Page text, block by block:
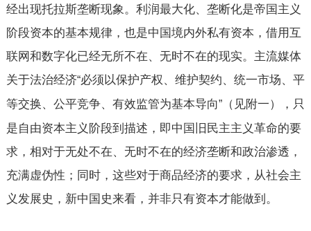
经出现托拉斯垄断现象。利润最大化、垄断化是帝国主义
阶段资本的基本规律，也是中国境内外私有资本，借用互
联网和数字化已经无所不在、无时不在的现实。主流媒体
关于法治经济“必须以保护产权、维护契约、统一市场、平
等交换、公平竞争、有效监管为基本导向”（见附一），只
是自由资本主义阶段到描述，即中国旧民主主义革命的要
求，相对于无处不在、无时不在的经济垄断和政治渗透，
充满虚伪性；同时，这些对于商品经济的要求，从社会主
义发展史，新中国史来看，并非只有资本才能做到。